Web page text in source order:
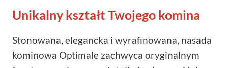
Unikalny kształt Twojego komina
Stonowana, elegancka i wyrafinowana, nasada
kominowa Optimale zachwyca oryginalnym